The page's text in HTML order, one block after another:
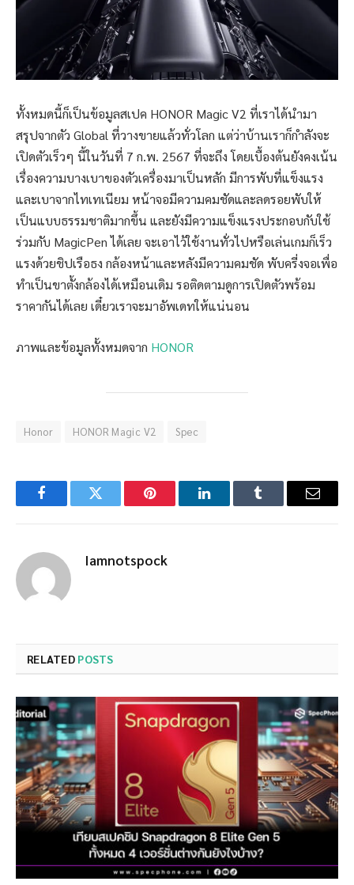
ทั้งหมดนี้ก็เป็นข้อมูลสเปค HONOR Magic V2 ที่เราได้นำมา
สรุปจากตัว Global ที่วางขายแล้วทั่วโลก แต่ว่าบ้านเราก็กำลังจะ
เปิดตัวเร็วๆ นี้ในวันที่ 7 ก.พ. 2567 ที่จะถึง โดยเบื้องต้นยังคงเน้น
เรื่องความบางเบาของตัวเครื่องมาเป็นหลัก มีการพับที่แข็งแรง
และเบาจากไทเทเนียม หน้าจอมีความคมชัดและลดรอยพับให้
เป็นแบบธรรมชาติมากขึ้น และยังมีความแข็งแรงประกอบกับใช้
ร่วมกับ MagicPen ได้เลย จะเอาไว้ใช้งานทั่วไปหรือเล่นเกมก็เร็ว
แรงด้วยชิปเรือธง กล้องหน้าและหลังมีความคมชัด พับครี่งจอเพื่อ
ทำเป็นขาตั้งกล้องได้เหมือนเดิม รอติดตามดูการเปิดตัวพร้อม
ราคากันได้เลย เดี๋ยวเราจะมาอัพเดทให้แน่นอน
ภาพและข้อมูลทั้งหมดจาก HONOR
Honor HONOR Magic V2 Spec
FacebookTwitter Pinterest LinkedInTumblr Email
Iamnotspock
RELATED POSTS